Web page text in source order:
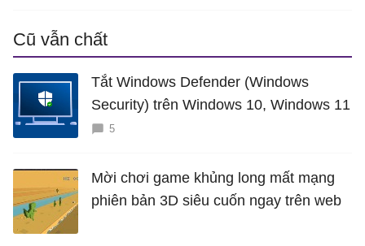
Cũ vẫn chất
Tắt Windows Defender (Windows
Security) trên Windows 10, Windows 11
5
Mời chơi game khủng long mất mạng
phiên bản 3D siêu cuốn ngay trên web